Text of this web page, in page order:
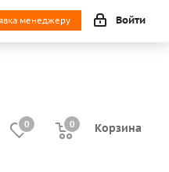
менеджеру Войти
0 Корзина
0
0